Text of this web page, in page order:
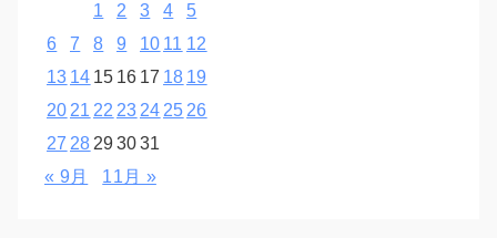
1
2 3 4
5
6
7 8 9 10 11 12
13 14 15 16 17 18 19
20 21 22 23 24 25 26
27 28 293031
« 9月
11月 »